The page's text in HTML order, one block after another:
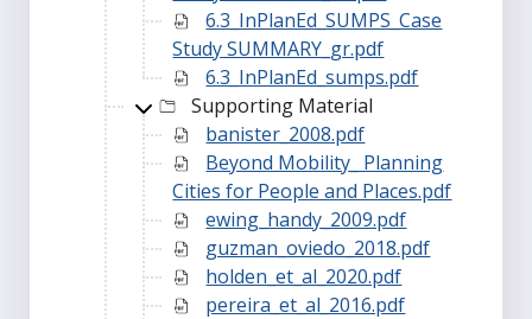
6.3_InPlanEd_SUMPS_Case
Study SUMMARY_gr.pdf
6.3_InPlanEd_sumps.pdf
Supporting Material
banister_2008.pdf
Beyond Mobility_ Planning
Cities for People and Places.pdf
ewing_handy_2009.pdf
guzman_oviedo_2018.pdf
holden_et_al_2020.pdf
pereira_et_al_2016.pdf